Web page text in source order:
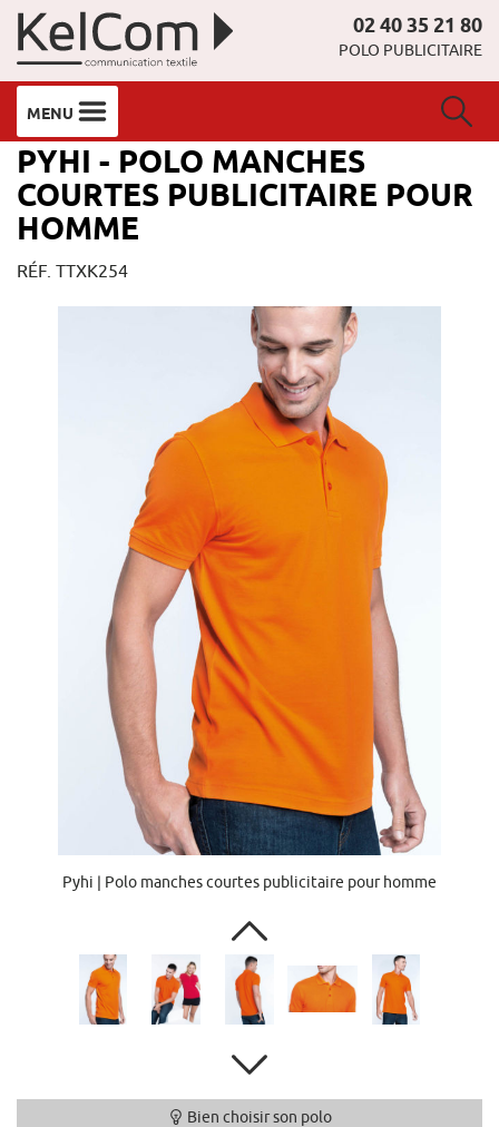
02 40 35 21 80
POLO PUBLICITAIRE
MENU
PYHI - POLO MANCHES
COURTES PUBLICITAIRE POUR
HOMME
RÉF. TTXK254
Pyhi | Polo manches courtes publicitaire pour homme
Bien choisir son polo